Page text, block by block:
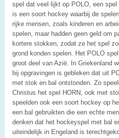
spel dat veel lijkt op POLO, een
is een soort hockey waarbij de
rijke mensen, zoals kinderen en
spelen, maar hadden geen geld om
kortere stokken, zodat ze het spel
grond konden spelen. Het POLO
groot deel van Azië. In Griekenland
bij opgravingen is gebleken dat uit
met stok en bal ontstonden. Zo
Christus het spel HORN, ook met
speelden ook een soort hockey op
een bal gebruikten die een echte
denken dat het hockeyspel met bal
uiteindelijk in Engeland is